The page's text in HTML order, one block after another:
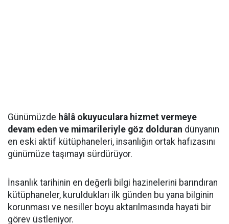
Günümüzde hâlâ okuyuculara hizmet vermeye
devam eden ve mimarileriyle göz dolduran dünyanın
en eski aktif kütüphaneleri, insanlığın ortak hafızasını
günümüze taşımayı sürdürüyor.
İnsanlık tarihinin en değerli bilgi hazinelerini barındıran
kütüphaneler, kuruldukları ilk günden bu yana bilginin
korunması ve nesiller boyu aktarılmasında hayati bir
görev üstleniyor.